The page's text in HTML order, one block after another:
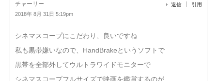
チャーリー
2018年 8月 31日 5:19pm
返信 引用
シネマスコープにこだわり、良いですね
私も黒帯嫌いなので、HandBrakeというソフトで
黒帯を全部外してウルトラワイドモニターで
シネマスコープフルサイズで映画を鑑賞するのが